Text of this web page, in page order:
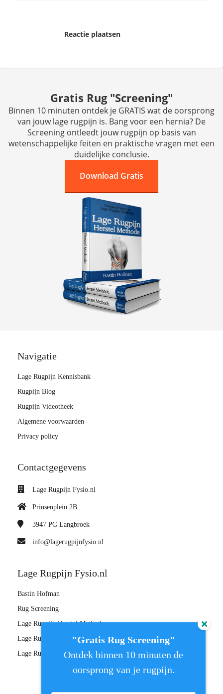
Reactie plaatsen
Gratis Rug "Screening"
Binnen 10 minuten ontdek je GRATIS wat de oorsprong
van jouw lage rugpijn is. Bang voor een hernia? De
Screening ontleedt jouw rugpijn op basis van
wetenschappelijke feiten en praktische vragen met een
duidelijke conclusie.
Download Gratis
Navigatie
Lage Rugpijn Kennisbank
Rugpijn Blog
Rugpijn Videotheek
Algemene voorwaarden
Privacy policy
Contactgegevens
Lage Rugpijn Fysio.nl
Prinsenplein 2B
3947 PG Langbroek
info@lagerugpijnfysio.nl
Lage Rugpijn Fysio.nl
Bastin Hofman
Rug Screening
Lage Rugpijn Herstel Methode
Lage Rugpijn Herstel Plan
Lage Rugpijn Master
"Gratis Rug Screening"
Ontdek binnen 10 minuten de
oorsprong van je rugpijn.